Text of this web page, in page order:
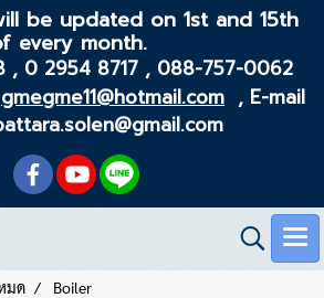
be updated on 1st and 15th
every month.
0 2954 8717 , 088-757-0062
gmegme11@hotmail.com , E-mail
มด
Boiler